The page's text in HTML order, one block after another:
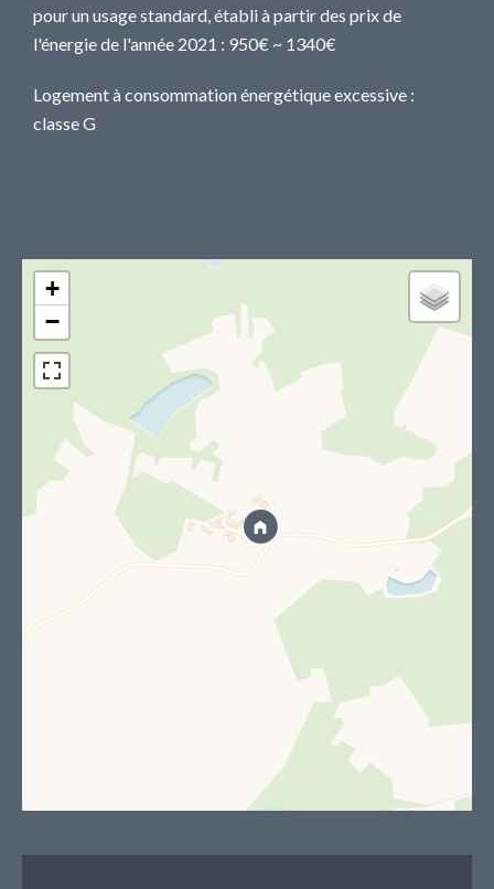
pour un usage standard, établi à partir des prix de
l'énergie de l'année 2021 : 950€ ~ 1340€
Logement à consommation énergétique excessive :
classe G
+
−